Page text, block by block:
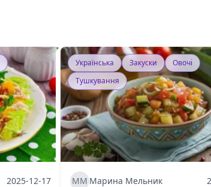
2025-12-17
Українська Закуски
Овочі
Тушкування
ММ Марина Мельник